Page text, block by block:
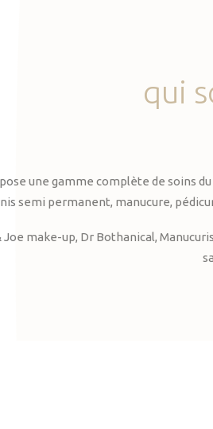
qui
une gamme complète de soins
semi permanent, manucure,
Joe make-up, Dr Bothanical,